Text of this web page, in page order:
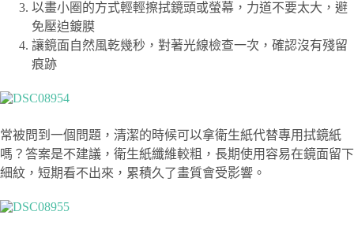
以畫小圈的方式輕輕擦拭鏡頭或螢幕，力道不要太大，避
免壓迫鍍膜
讓鏡面自然風乾幾秒，對著光線檢查一次，確認沒有殘留
痕跡
常被問到一個問題，清潔的時候可以拿衛生紙代替專用拭鏡紙
嗎？答案是不建議，衛生紙纖維較粗，長期使用容易在鏡面留下
細紋，短期看不出來，累積久了畫質會受影響。